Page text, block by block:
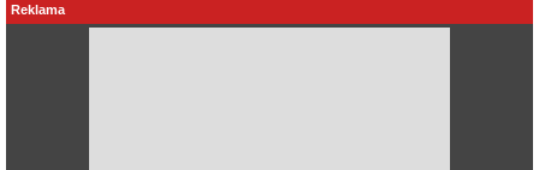
Reklama